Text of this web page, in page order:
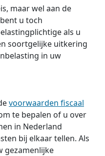
maar wel aan de
u toch
als u
soortgelijke uitkering
in uw
voorwaarden fiscaal
te bepalen of u over
in Nederland
bij elkaar tellen. Als
gezamenlijke